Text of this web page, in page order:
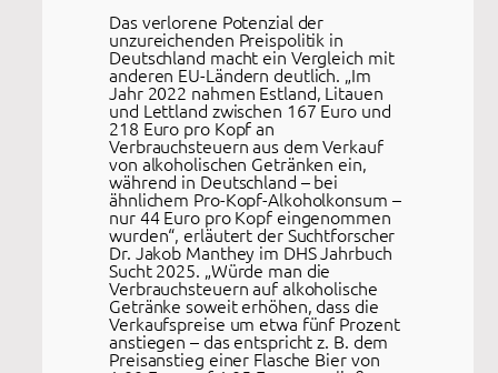
Das verlorene Potenzial der
unzureichenden Preispolitik in
Deutschland macht ein Vergleich mit
anderen EU-Ländern deutlich. „Im
Jahr 2022 nahmen Estland, Litauen
und Lettland zwischen 167 Euro und
218 Euro pro Kopf an
Verbrauchsteuern aus dem Verkauf
von alkoholischen Getränken ein,
während in Deutschland – bei
ähnlichem Pro-Kopf-Alkoholkonsum –
nur 44 Euro pro Kopf eingenommen
wurden“, erläutert der Suchtforscher
Dr. Jakob Manthey im DHS Jahrbuch
Sucht 2025. „Würde man die
Verbrauchsteuern auf alkoholische
Getränke soweit erhöhen, dass die
Verkaufspreise um etwa fünf Prozent
anstiegen – das entspricht z. B. dem
Preisanstieg einer Flasche Bier von